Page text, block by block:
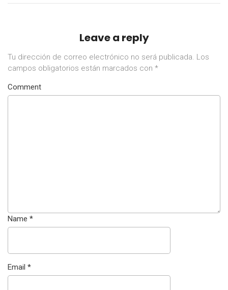
Leave a reply
Tu dirección de correo electrónico no será publicada. Los
campos obligatorios están marcados con *
Comment
Name *
Email *